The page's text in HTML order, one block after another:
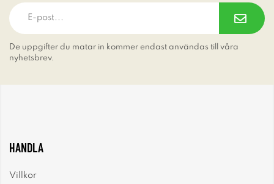
De uppgifter du matar in kommer endast användas till våra
nyhetsbrev.
HANDLA
Villkor